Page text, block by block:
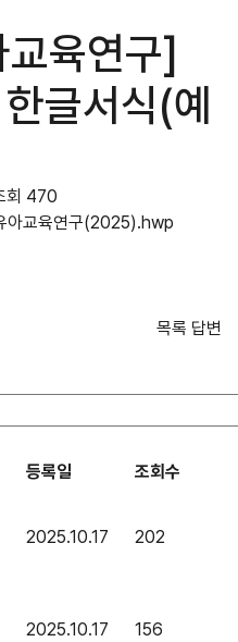
육연구]
글서식(예
회 470
아교육연구(2025).hwp
목록 답변
등록일 조회수
2025.10.17 202
2025.10.17 156